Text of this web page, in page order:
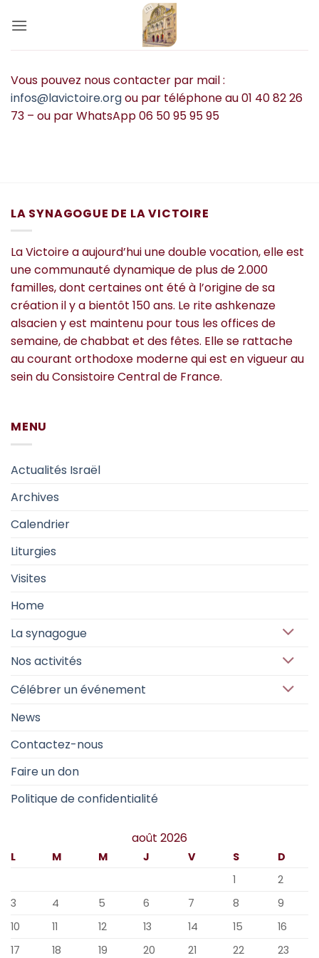
au
Vous pouvez nous contacter par mail :
infos@lavictoire.orgou par téléphone au 01 40 82 26
73 – ou par WhatsApp 06 50 95 95 95
LA SYNAGOGUE DE LA VICTOIRE
La Victoire a aujourd’hui une double vocation, elle est
une communauté dynamique de plus de 2.000
familles, dont certaines ont été à l’origine de sa
création il y a bientôt 150 ans. Le rite ashkenaze
alsacien y est maintenu pour tous les offices de
semaine, de chabbat et des fêtes. Elle se rattache
au courant orthodoxe moderne qui est en vigueur au
sein du Consistoire Central de France.
MENU
Actualités Israël
Archives
Calendrier
Liturgies
Visites
Home
La synagogue
Nos activités
Célébrer un événement
News
Contactez-nous
Faire un don
Politique de confidentialité
août 2026
L M M J V S
D
1
2
3
4 5 6 7 8
9
10
11 12 13 14 15
16
17
18 19 20 21 22 23